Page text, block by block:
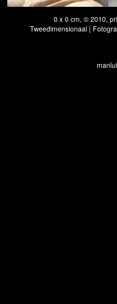
0 x 0 cm, © 2010,
Tweedimensionaal |